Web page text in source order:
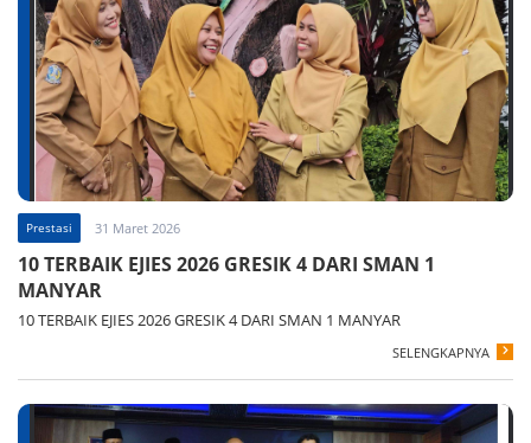
Prestasi 31 Maret 2026
10 TERBAIK EJIES 2026 GRESIK 4 DARI SMAN 1
MANYAR
10 TERBAIK EJIES 2026 GRESIK 4 DARI SMAN 1 MANYAR
SELENGKAPNYA